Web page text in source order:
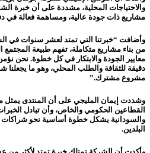
والاحتياجات المحلية، مشددة على أن خبرة
مشاريع ذات جودة عالية، ومساهمة فعالة في
وأضافت “خبرتنا التي تمتد لعشر سنوات في
من بناء مشاريع متكاملة، تفهم طبيعة
معايير الجودة والابتكار في كل خطوة. نحن
دقيقة للثقافة والطلب المحلي، وهو ما يجعلنا
مشروع مشترك.”
وشددت إيمان المليجي على أن المنتدى يمثل
القطاعين الحكومي والخاص، وأن تبادل
والسودانية يشكل خطوة أساسية نحو
البلدين.